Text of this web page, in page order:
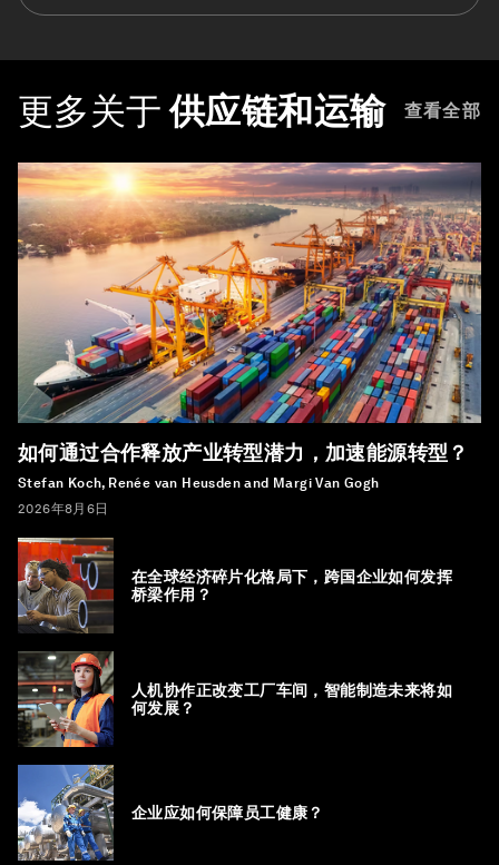
更多关于 供应链和运输 查看全部
如何通过合作释放产业转型潜力，加速能源转型？
Stefan Koch, Renée van Heusden and Margi Van Gogh
2026年8月6日
在全球经济碎片化格局下，跨国企业如何发挥
桥梁作用？
人机协作正改变工厂车间，智能制造未来将如
何发展？
企业应如何保障员工健康？